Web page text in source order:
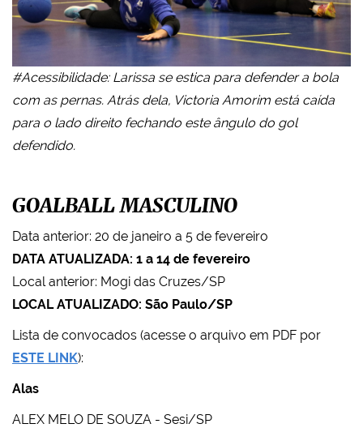
#Acessibilidade: Larissa se estica para defender a bola
com as pernas. Atrás dela, Victoria Amorim está caída
para o lado direito fechando este ângulo do gol
defendido.
GOALBALL MASCULINO
Data anterior: 20 de janeiro a 5 de fevereiro
DATA ATUALIZADA: 1 a 14 de fevereiro
Local anterior: Mogi das Cruzes/SP
LOCAL ATUALIZADO: São Paulo/SP
Lista de convocados (acesse o arquivo em PDF por
ESTE LINK):
Alas
ALEX MELO DE SOUZA - Sesi/SP